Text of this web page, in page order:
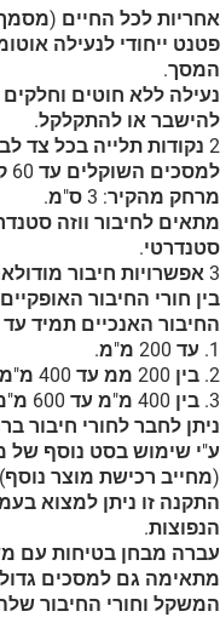
אחריות לכל החיים
פטנט ייחודי לנעילה
המסך.
נעילה ללא חוטים
להישבר או להתקלקל.
2 נקודות תלייה בכל צד לבטיחות מקסימלית.
למסכים השוקלים עד 60 ק"ג.
מרחק מהקיר: 3 ס"מ.
מתאים לחיבור ווזה
סטנדרטי.
3 אפשרויות חיבור
בין חורי החיבור
החיבור האנכיים תמיד עד 400 מ"מ):
1. עד 200 מ"מ.
2. בין 200 ממ עד 400 מ"מ.
3. בין 400 מ"מ עד 600 מ"מ.
ע"י שימוש בסט נוסף של
(מחייב רכישת מוצר
התקנה זו ניתן למצוא
הנפוצות.
עברה מבחן בטיחות עם משקל
מתאימה גם למסכים
המשקל וחורי החיבור